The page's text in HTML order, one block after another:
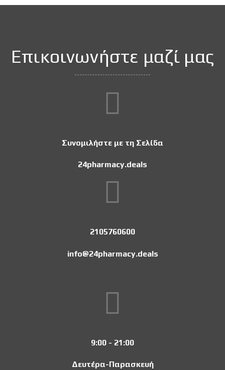
Επικοινωνήστε μαζί μας
Συνομιλήστε με τη Σελίδα
24pharmacy.deals
2105760600
info@24pharmacy.deals
9:00 - 21:00
Δευτέρα-Παρασκευή